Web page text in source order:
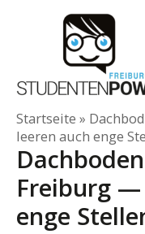
Startseite »
leeren auch enge
Freiburg —
enge